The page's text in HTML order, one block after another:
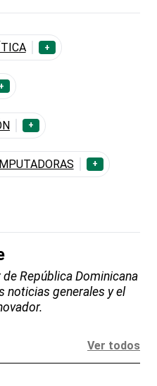
+
+
+
+
República Dominicana
noticias generales y el
Ver todos